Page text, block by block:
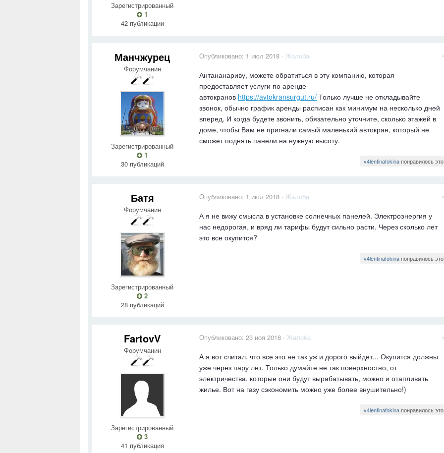
Зарегистрированный
1
42 публикации
Манчжурец
Форумчанин
Зарегистрированный
1
30 публикаций
Опубликовано: 1 июл 2018 · Жалоба
Антананариву, можете обратиться в эту компанию, которая
предоставляет услуги по аренде
автокранов https://avtokransurgut.ru/ Только лучше не откладывайте
звонок, обычно график аренды расписан как минимум на несколько дней
вперед. И когда будете звонить, обязательно уточните, сколько этажей в
доме, чтобы Вам не пригнали самый маленький автокран, который не
сможет поднять панели на нужную высоту.
v4lentinafokinaпонравилось это
Батя
Форумчанин
Зарегистрированный
2
28 публикаций
Опубликовано: 1 июл 2018 · Жалоба
А я не вижу смысла в установке солнечных панелей. Электроэнергия у
нас недорогая, и вряд ли тарифы будут сильно расти. Через сколько лет
это все окупится?
v4lentinafokinaпонравилось это
FartovV
Форумчанин
Зарегистрированный
3
41 публикация
Опубликовано: 23 ноя 2018 · Жалоба
А я вот считал, что все это не так уж и дорого выйдет... Окупится должны
уже через пару лет. Только думайте не так поверхностно, от
электричества, которые они будут вырабатывать, можно и отапливать
жилье. Вот на газу сэкономить можно уже более внушительно!)
v4lentinafokinaпонравилось это